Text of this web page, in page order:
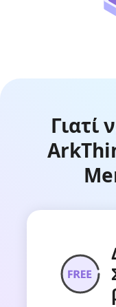
Γιατί